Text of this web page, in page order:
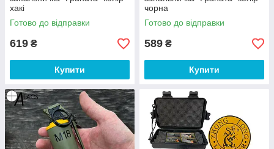
хакі
Готово до відправки
619 ₴
Купити
чорна
Готово до відправки
589 ₴
Купити